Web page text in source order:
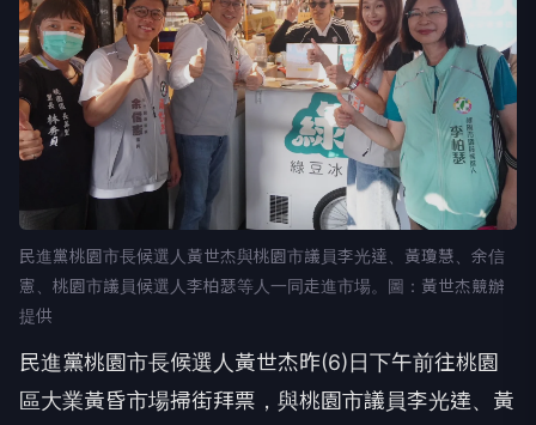
民進黨桃園市長候選人黃世杰與桃園市議員李光達、黃瓊慧、余信
憲、桃園市議員候選人李柏瑟等人一同走進市場。圖：黃世杰競辦
提供
民進黨桃園市長候選人黃世杰昨(6)日下午前往桃園
區大業黃昏市場掃街拜票，與桃園市議員李光達、黃